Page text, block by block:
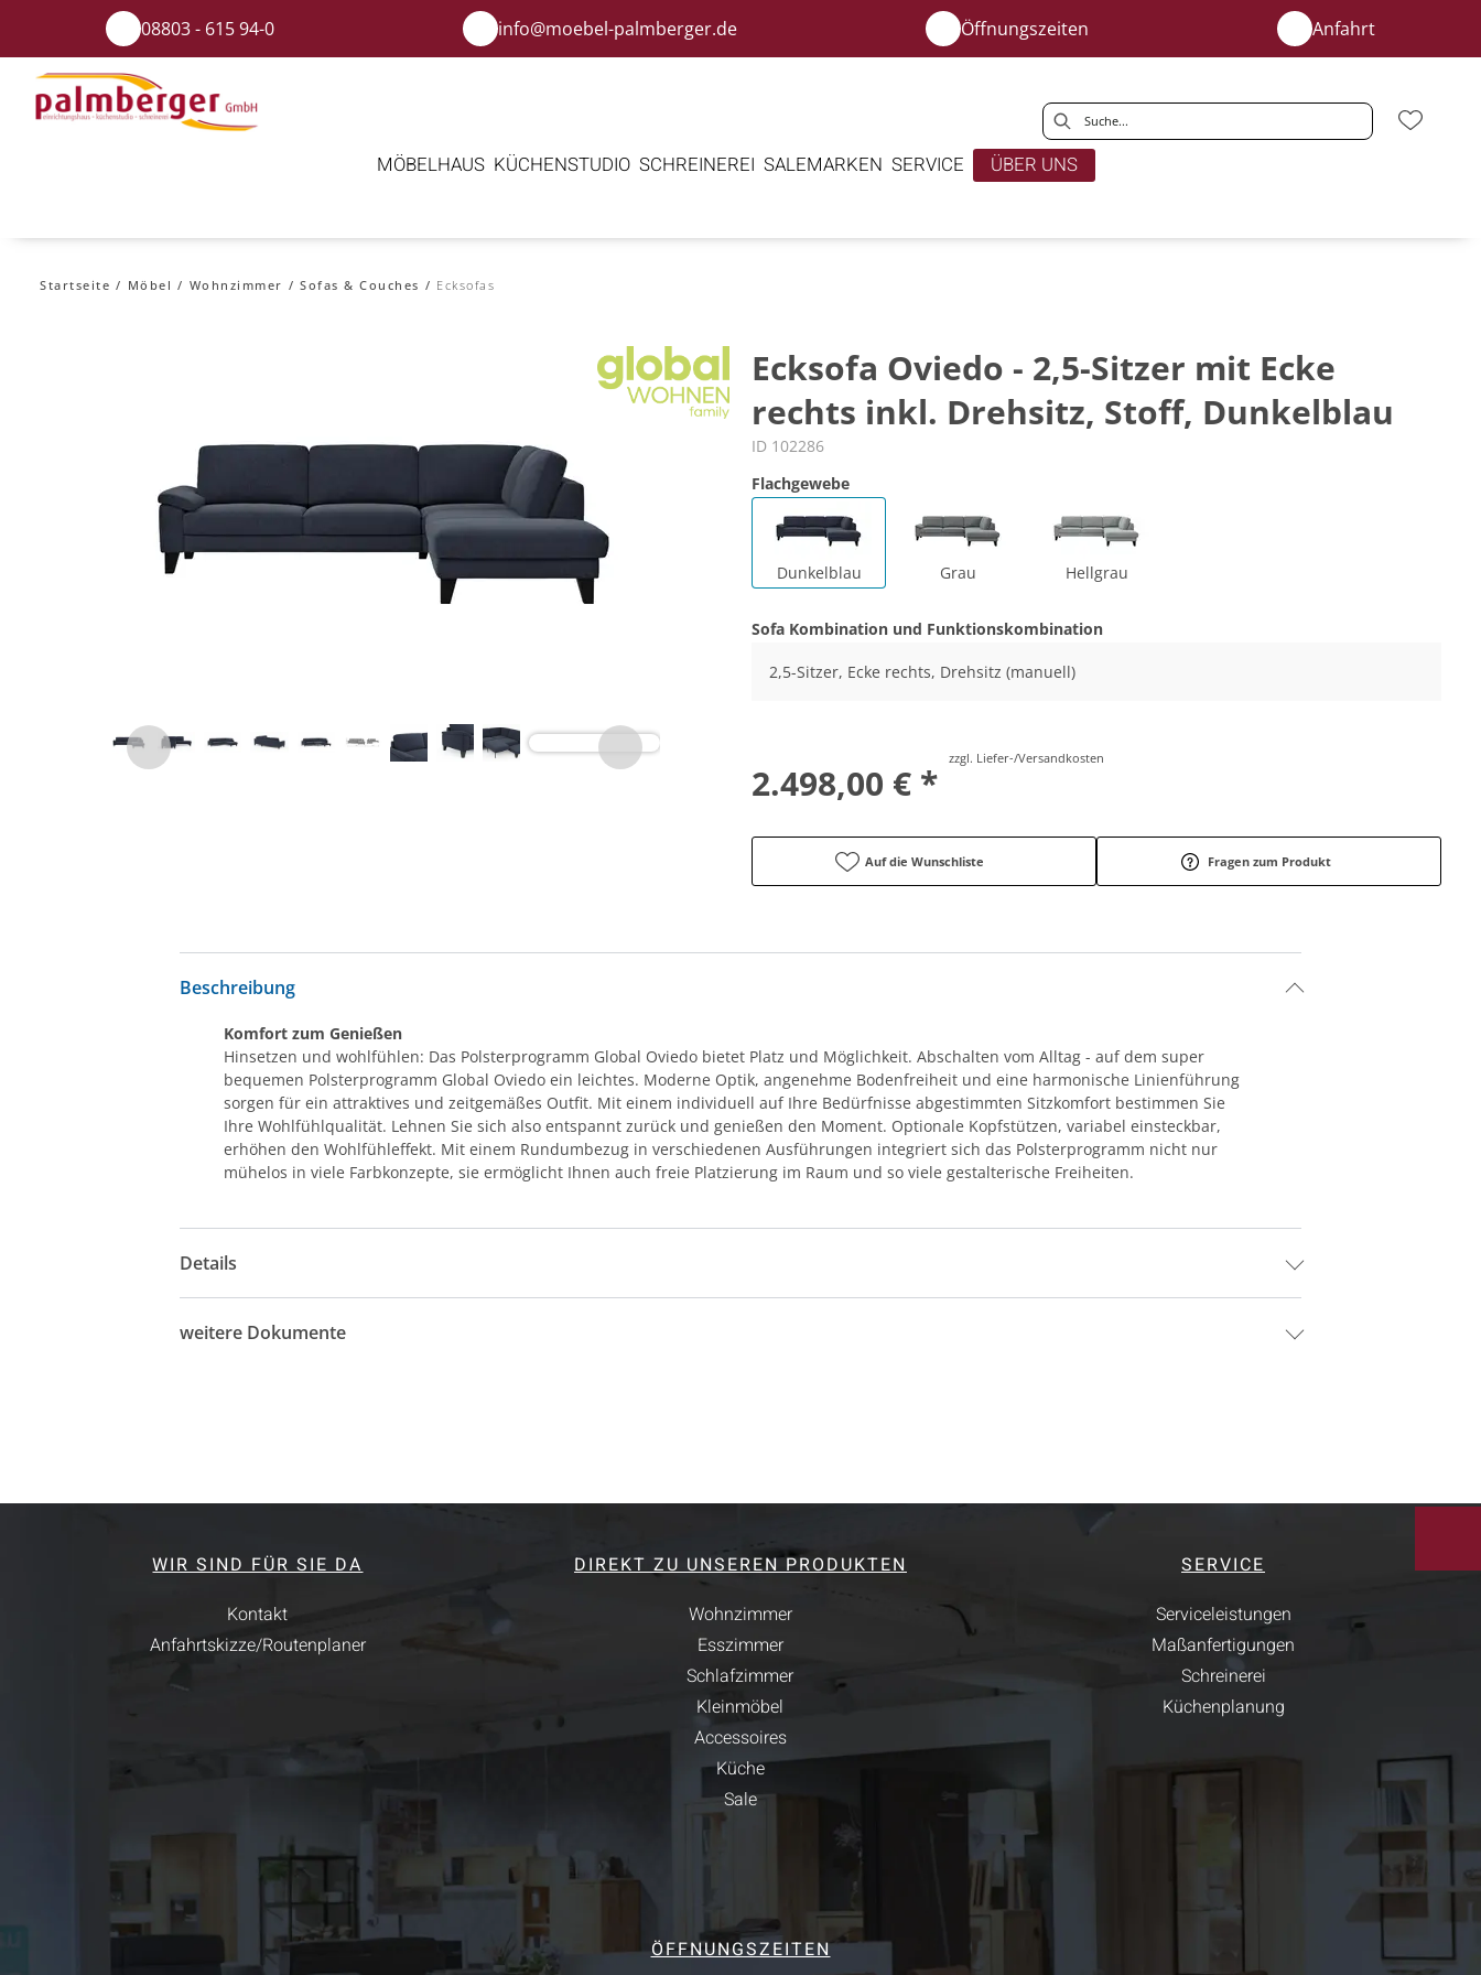
08803 - 615 94-0 info@moebel-palmberger.de Öffnungszeiten Anfahrt
MÖBELHAUS KÜCHENSTUDIO SCHREINEREI SALEMARKEN SERVICE ÜBER UNS
Startseite Möbel Wohnzimmer Sofas & Couches Ecksofas
Ecksofa Oviedo - 2,5-Sitzer mit Ecke
rechts inkl. Drehsitz, Stoff, Dunkelblau
ID 102286
Flachgewebe
Dunkelblau Grau Hellgrau
Sofa Kombination und Funktionskombination
2,5-Sitzer, Ecke rechts, Drehsitz (manuell)
2.498,00 € *
zzgl. Liefer-/Versandkosten
Auf die Wunschliste Fragen zum Produkt
Beschreibung
Komfort zum Genießen
Hinsetzen und wohlfühlen: Das Polsterprogramm Global Oviedo bietet Platz und Möglichkeit. Abschalten vom Alltag - auf dem super
bequemen Polsterprogramm Global Oviedo ein leichtes. Moderne Optik, angenehme Bodenfreiheit und eine harmonische Linienführung
sorgen für ein attraktives und zeitgemäßes Outfit. Mit einem individuell auf Ihre Bedürfnisse abgestimmten Sitzkomfort bestimmen Sie
Ihre Wohlfühlqualität. Lehnen Sie sich also entspannt zurück und genießen den Moment. Optionale Kopfstützen, variabel einsteckbar,
erhöhen den Wohlfühleffekt. Mit einem Rundumbezug in verschiedenen Ausführungen integriert sich das Polsterprogramm nicht nur
mühelos in viele Farbkonzepte, sie ermöglicht Ihnen auch freie Platzierung im Raum und so viele gestalterische Freiheiten.
Details
weitere Dokumente
WIR SIND FÜR SIE DA
Kontakt
Anfahrtskizze/Routenplaner
DIREKT ZU UNSEREN PRODUKTEN
Wohnzimmer
Esszimmer
Schlafzimmer
Kleinmöbel
Accessoires
Küche
Sale
SERVICE
Serviceleistungen
Maßanfertigungen
Schreinerei
Küchenplanung
ÖFFNUNGSZEITEN